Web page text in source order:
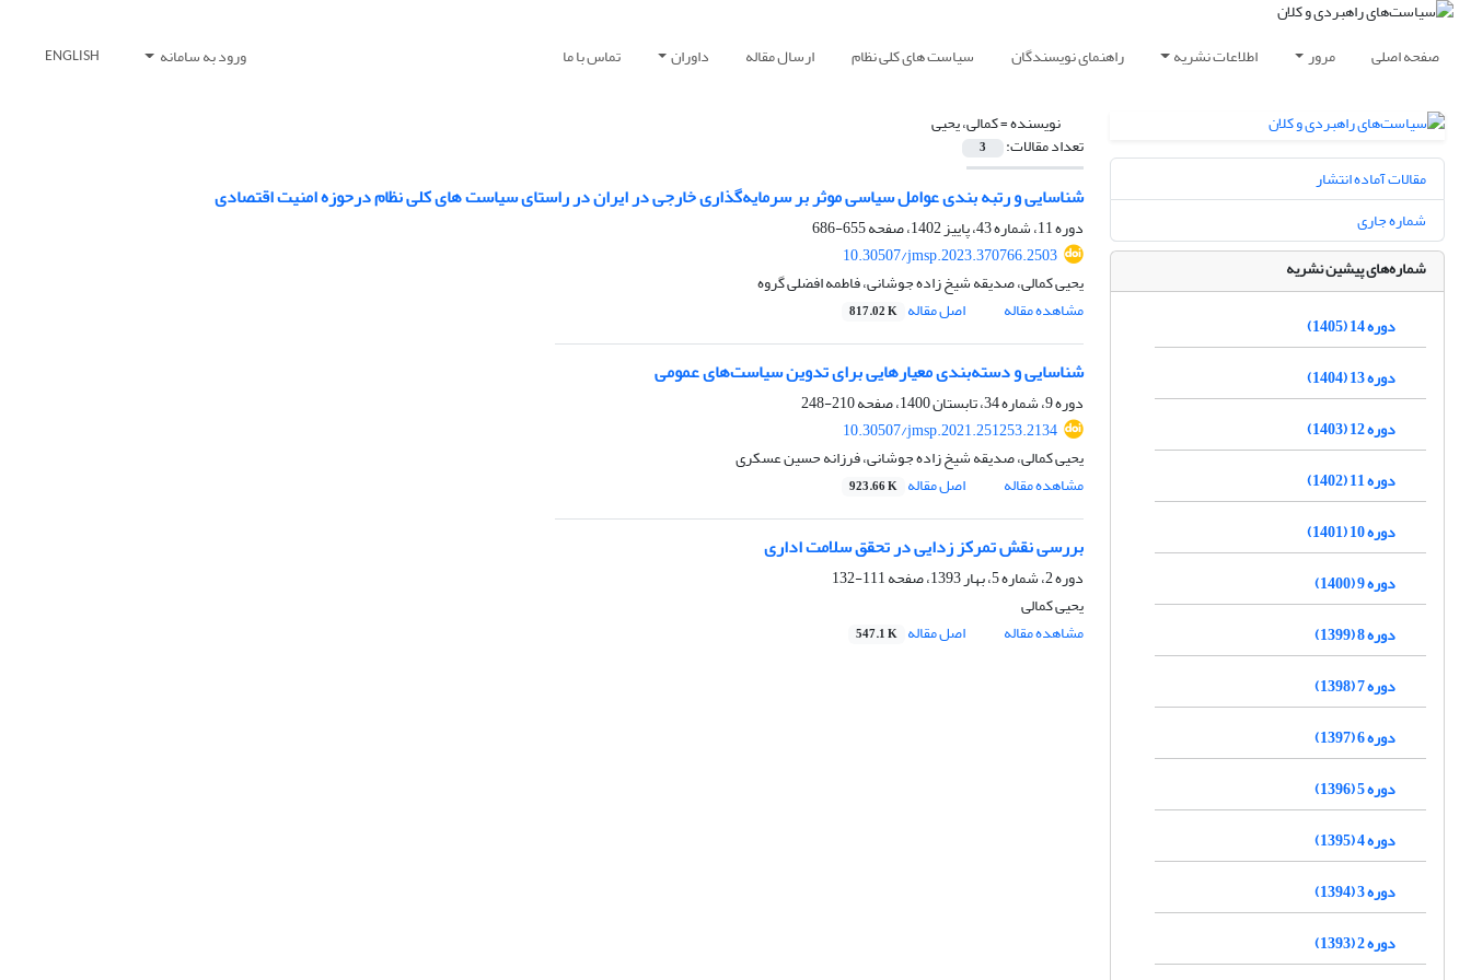
صفحه اصلی مرور اطلاعات نشریه راهنمای نویسندگان سیاست های کلی نظام ارسال مقاله داوران تماس با ما ورود به سامانه ENGLISH
نویسنده =کمالی، یحیی
تعداد مقالات: 3
شناسایی و رتبه بندی عوامل سیاسی موثر بر سرمایه‌گذاری خارجی در ایران در راستای سیاست های کلی نظام درحوزه امنیت اقتصادی
دوره 11، شماره 43، پاییز 1402، صفحه
655-686
10.30507/jmsp.2023.370766.2503
یحیی کمالی، صدیقه شیخ زاده جوشانی، فاطمه افضلی گروه
مشاهده مقاله
اصل مقاله 817.02 K
شناسایی و دسته‌بندی معیارهایی برای تدوین سیاست‌های عمومی
دوره 9، شماره 34، تابستان 1400، صفحه
210-248
10.30507/jmsp.2021.251253.2134
یحیی کمالی، صدیقه شیخ زاده جوشانی، فرزانه حسین عسکری
مشاهده مقاله
اصل مقاله 923.66 K
بررسی نقش تمرکز زدایی در تحقق سلامت اداری
دوره 2، شماره 5، بهار 1393، صفحه
111-132
یحیی کمالی
مشاهده مقاله
اصل مقاله 547.1 K
مقالات آماده انتشار
شماره جاری
شماره‌های پیشین نشریه
دوره 14 (1405)
دوره 13 (1404)
دوره 12 (1403)
دوره 11 (1402)
دوره 10 (1401)
دوره 9 (1400)
دوره 8 (1399)
دوره 7 (1398)
دوره 6 (1397)
دوره 5 (1396)
دوره 4 (1395)
دوره 3 (1394)
دوره 2 (1393)